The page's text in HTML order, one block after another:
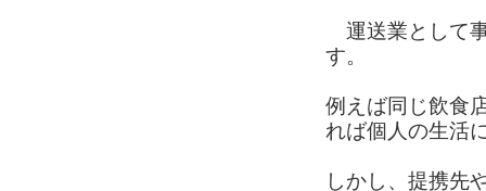
運送業として
す。
例えば同じ飲食
れば個人の生活
しかし、提携先